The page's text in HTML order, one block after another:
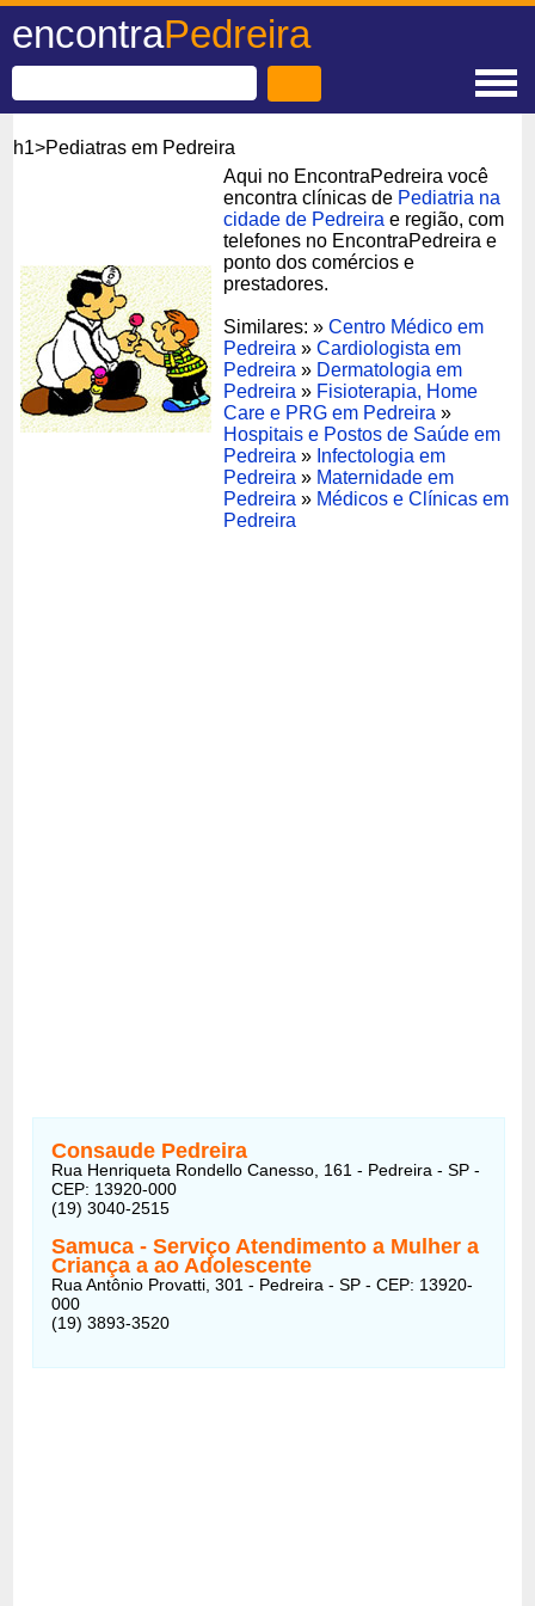
encontraPedreira
h1>Pediatras em Pedreira
Aqui no EncontraPedreira você
encontra clínicas de Pediatria na
cidade de Pedreira e região, com
telefones no EncontraPedreira e
ponto dos comércios e
prestadores.
Similares: »Centro Médico em
Pedreira »Cardiologista em
Pedreira » Dermatologia em
Pedreira » Fisioterapia, Home
Care e PRG em Pedreira »
Hospitais e Postos de Saúde em
Pedreira» Infectologia em
Pedreira » Maternidade em
Pedreira » Médicos e Clínicas em
Pedreira
Consaude Pedreira
Rua Henriqueta Rondello Canesso, 161 - Pedreira - SP -
CEP: 13920-000
(19) 3040-2515
Samuca - Serviço Atendimento a Mulher a
Criança a ao Adolescente
Rua Antônio Provatti, 301 - Pedreira - SP - CEP: 13920-
000
(19) 3893-3520